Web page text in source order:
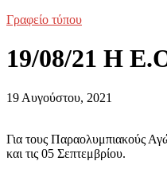
Γραφείο τύπου
19/08/21 Η
19 Αυγούστου, 2021
Για τους Παραολυμπιακούς
και τις 05 Σεπτεμβρίου.